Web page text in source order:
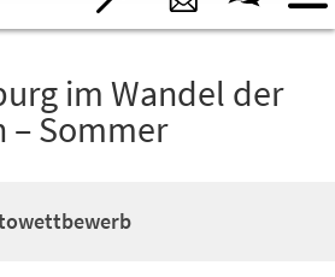
im Wandel der
– Sommer